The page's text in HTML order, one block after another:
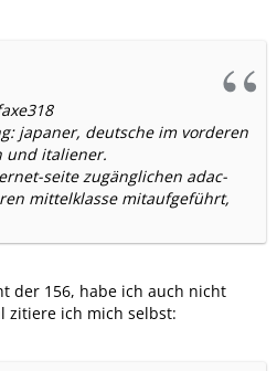
japaner, deutsche im vorderen
und italiener.
seite zugänglichen adac-
mittelklasse mitaufgeführt,
der 156, habe ich auch nicht
zitiere ich mich selbst: